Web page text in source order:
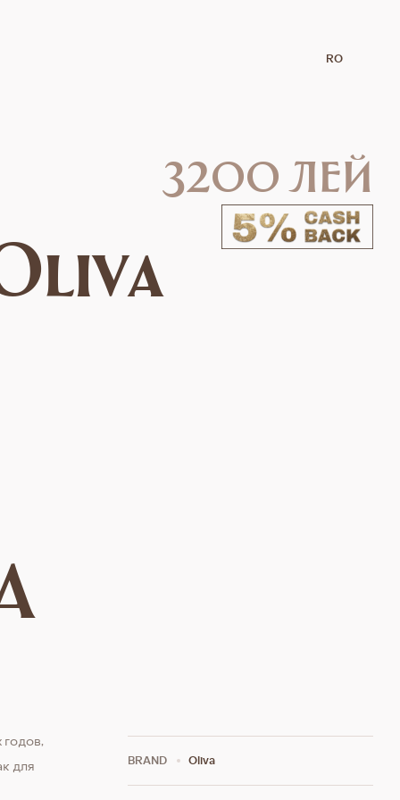
RO
3200 лей
годов,
для
BRAND Oliva